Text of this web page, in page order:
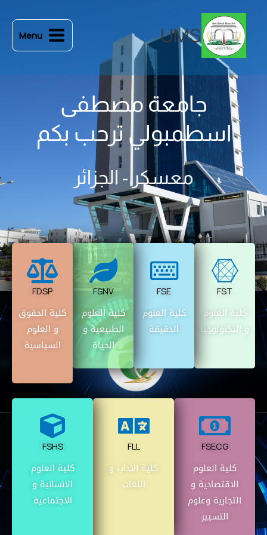
المحتوى
UMS
Menu
جامعة مصطفى
اسطمبولي ترحب بكم
معسكر - الجزائر
FST
كلية العلوم
و التكنولوجيا
FSE
كلية العلوم
الدقيقة
FSNV
كلية العلوم
الطبيعية و
الحياة
FDSP
كلية الحقوق
و العلوم
السياسية
FSECG
كلية العلوم
الاقتصادية و
التجارية وعلوم
التسيير
FLL
كلية الآداب و
اللغات
FSHS
كلية العلوم
الانسانية و
الاجتماعية